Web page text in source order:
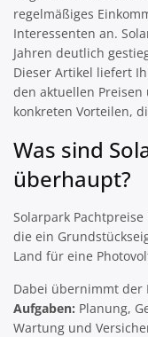
regelmäßiges
Interessenten an.
Jahren deutlich
Dieser Artikel liefert
den aktuellen
konkreten Vorteilen,
Was sind
überhaupt?
Solarpark
die ein
Land für eine
Dabei übernimmt der
Aufgaben: Planung,
Wartung und